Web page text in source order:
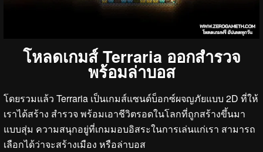
โหลดเกมส์ Terraria ออกสำรวจ
พร้อมล่าบอส
โดยรวมแล้ว Terraria เป็นเกมส์แซนด์บ็อกซ์ผจญภัยแบบ 2D ที่ให้
เราได้สร้าง สำรวจ พร้อมเอาชีวิตรอดในโลกที่ถูกสร้างขึ้นมา
แบบสุ่ม ความสนุกอยู่ที่เกมมอบอิสระในการเล่นแก่เรา สามารถ
เลือกได้ว่าจะสร้างเมือง หรือล่าบอส